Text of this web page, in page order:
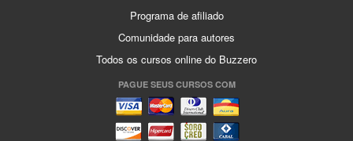
Programa de afiliado
Comunidade para autores
Todos os cursos online do Buzzero
PAGUE SEUS CURSOS COM